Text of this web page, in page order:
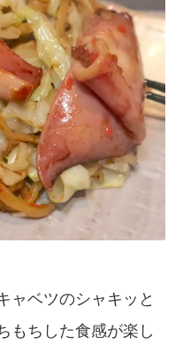
ャベツのシャキッと
もちした食感が楽し